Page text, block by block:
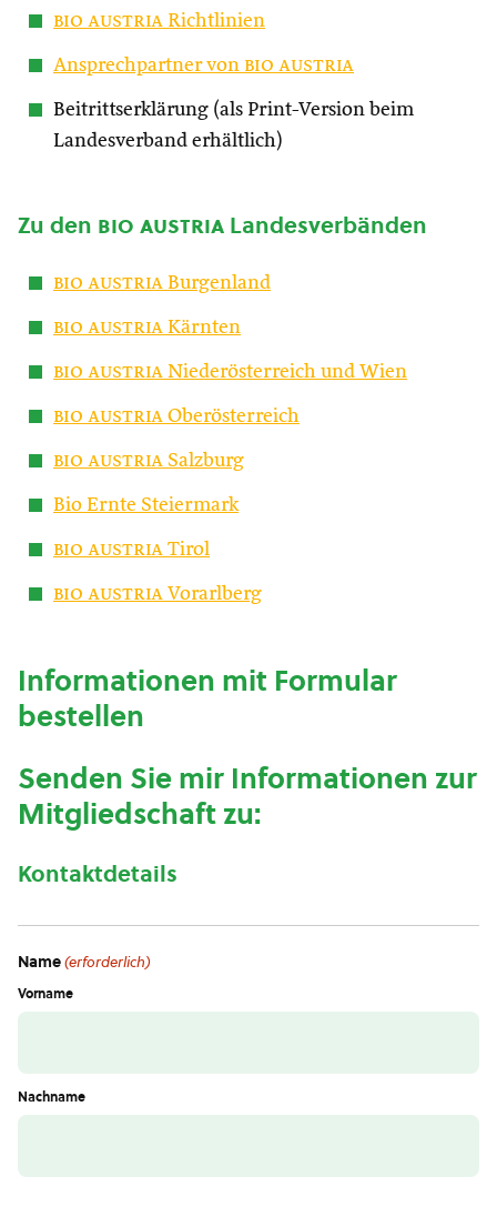
bio austria Richtlinien
Ansprechpartner von bio austria
Beitrittserklärung (als Print-Version beim
Landesverband erhältlich)
Zu den bio austria Landesverbänden
bio austria Burgenland
bio austria Kärnten
bio austria Niederösterreich und Wien
bio austria Oberösterreich
bio austria Salzburg
Bio Ernte Steiermark
bio austria Tirol
bio austria Vorarlberg
Informationen mit Formular
bestellen
Senden Sie mir Informationen zur
Mitgliedschaft zu:
Kontaktdetails
Name(erforderlich)
Vorname
Nachname